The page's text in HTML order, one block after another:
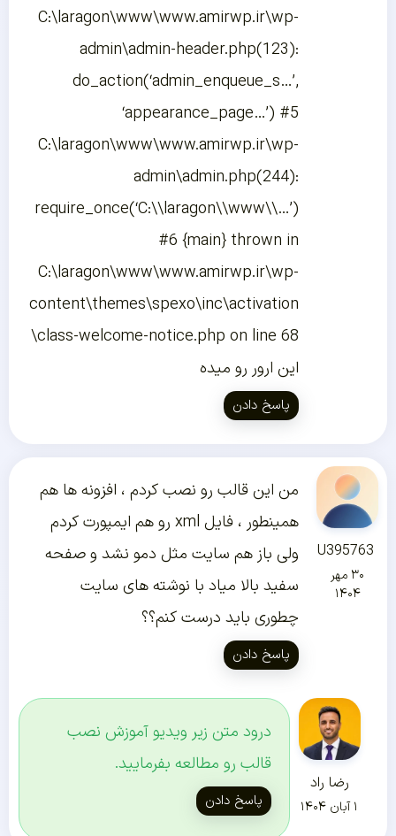
C:\laragon\www\www.amirwp.ir\wp-
admin\admin-header.php(123):
do_action(‘admin_enqueue_s…’,
‘appearance_page…’) #5
C:\laragon\www\www.amirwp.ir\wp-
admin\admin.php(244):
require_once(‘C:\\laragon\\www\\…’)
#6 {main} thrown in
C:\laragon\www\www.amirwp.ir\wp-
content\themes\spexo\inc\activation
\class-welcome-notice.php on line 68
این ارور رو میده
پاسخ دادن
U395763
۳۰ مهر
۱۴۰۴
من این قالب رو نصب کردم ، افزونه ها هم
همینطور ، فایل xml رو هم ایمپورت کردم
ولی باز هم سایت مثل دمو نشد و صفحه
سفید بالا میاد با نوشته های سایت
چطوری باید درست کنم؟؟
پاسخ دادن
رضا راد
۱ آبان ۱۴۰۴
درود متن زیر ویدیو آموزش نصب
قالب رو مطالعه بفرمایید.
پاسخ دادن